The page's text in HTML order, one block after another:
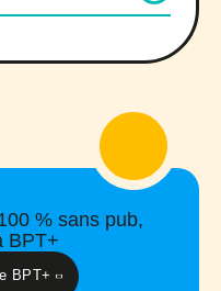
% sans pub,
BPT+
BPT+